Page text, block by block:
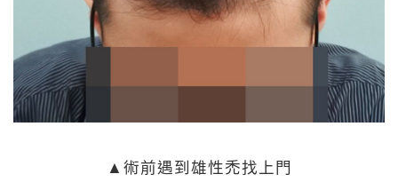
▲術前遇到雄性禿找上門